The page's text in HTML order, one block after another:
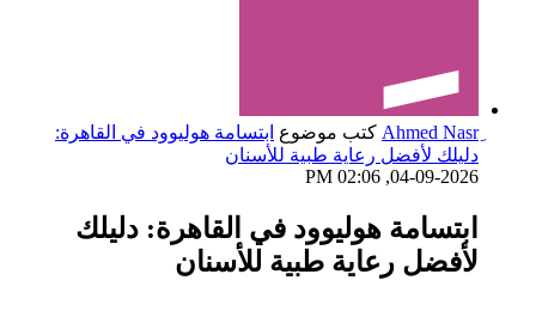
كتب موضوع ابتسامة هوليوود في القاهرة:
دليلك لأفضل رعاية طبية للأسنان
04-09-2026, 02:06 PM
ابتسامة هوليوود في القاهرة: دليلك
لأفضل رعاية طبية للأسنان